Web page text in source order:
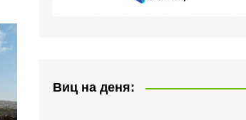
Виц на деня: